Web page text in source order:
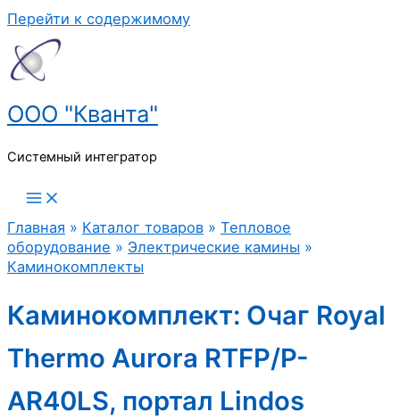
Перейти к содержимому
ООО "Кванта"
Системный интегратор
Главная » Каталог товаров » Тепловое
оборудование » Электрические камины »
Каминокомплекты
Каминокомплект: Очаг Royal
Thermo Aurora RTFP/P-
AR40LS, портал Lindos